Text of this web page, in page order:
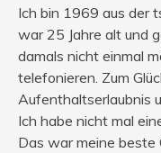
Ich bin 1969 aus der
war 25 Jahre alt und
damals nicht einmal
telefonieren. Zum
Aufenthaltserlaubnis
Ich habe nicht mal
Das war meine beste